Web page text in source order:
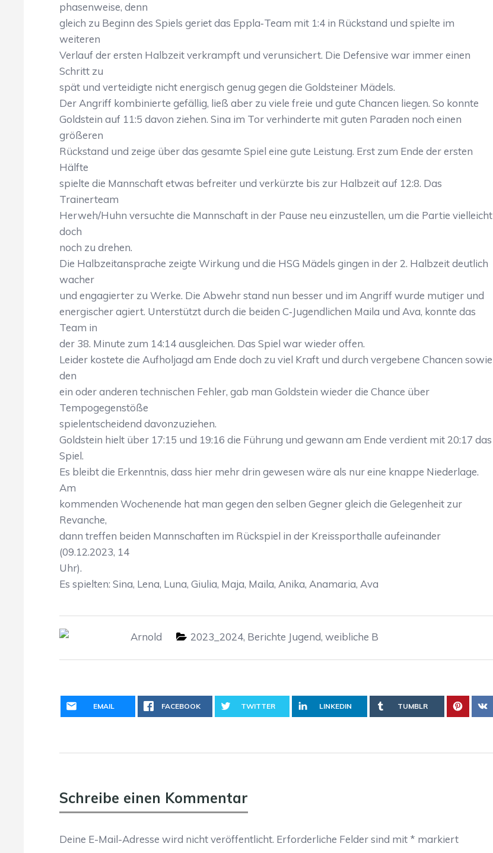
phasenweise, denn
gleich zu Beginn des Spiels geriet das Eppla‐Team mit 1:4 in Rückstand und spielte im
weiteren
Verlauf der ersten Halbzeit verkrampft und verunsichert. Die Defensive war immer einen
Schritt zu
spät und verteidigte nicht energisch genug gegen die Goldsteiner Mädels.
Der Angriff kombinierte gefällig, ließ aber zu viele freie und gute Chancen liegen. So konnte
Goldstein auf 11:5 davon ziehen. Sina im Tor verhinderte mit guten Paraden noch einen
größeren
Rückstand und zeige über das gesamte Spiel eine gute Leistung. Erst zum Ende der ersten
Hälfte
spielte die Mannschaft etwas befreiter und verkürzte bis zur Halbzeit auf 12:8. Das
Trainerteam
Herweh/Huhn versuchte die Mannschaft in der Pause neu einzustellen, um die Partie vielleicht
doch
noch zu drehen.
Die Halbzeitansprache zeigte Wirkung und die HSG Mädels gingen in der 2. Halbzeit deutlich
wacher
und engagierter zu Werke. Die Abwehr stand nun besser und im Angriff wurde mutiger und
energischer agiert. Unterstützt durch die beiden C‐Jugendlichen Maila und Ava, konnte das
Team in
der 38. Minute zum 14:14 ausgleichen. Das Spiel war wieder offen.
Leider kostete die Aufholjagd am Ende doch zu viel Kraft und durch vergebene Chancen sowie
den
ein oder anderen technischen Fehler, gab man Goldstein wieder die Chance über
Tempogegenstöße
spielentscheidend davonzuziehen.
Goldstein hielt über 17:15 und 19:16 die Führung und gewann am Ende verdient mit 20:17 das
Spiel.
Es bleibt die Erkenntnis, dass hier mehr drin gewesen wäre als nur eine knappe Niederlage.
Am
kommenden Wochenende hat man gegen den selben Gegner gleich die Gelegenheit zur
Revanche,
dann treffen beiden Mannschaften im Rückspiel in der Kreissporthalle aufeinander
(09.12.2023, 14
Uhr).
Es spielten: Sina, Lena, Luna, Giulia, Maja, Maila, Anika, Anamaria, Ava
Arnold 2023_2024, Berichte Jugend, weibliche B
EMAIL FACEBOOK TWITTER LINKEDIN TUMBLR
Schreibe einen Kommentar
Deine E-Mail-Adresse wird nicht veröffentlicht. Erforderliche Felder sind mit * markiert